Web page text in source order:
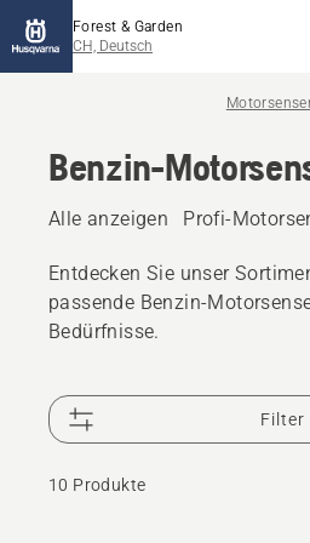
Forest & Garden
CH, Deutsch
Benzin-
Alle anzeigen Profi-
Entdecken Sie unser
passende Benzin-
Bedürfnisse.
Filter
10 Produkte